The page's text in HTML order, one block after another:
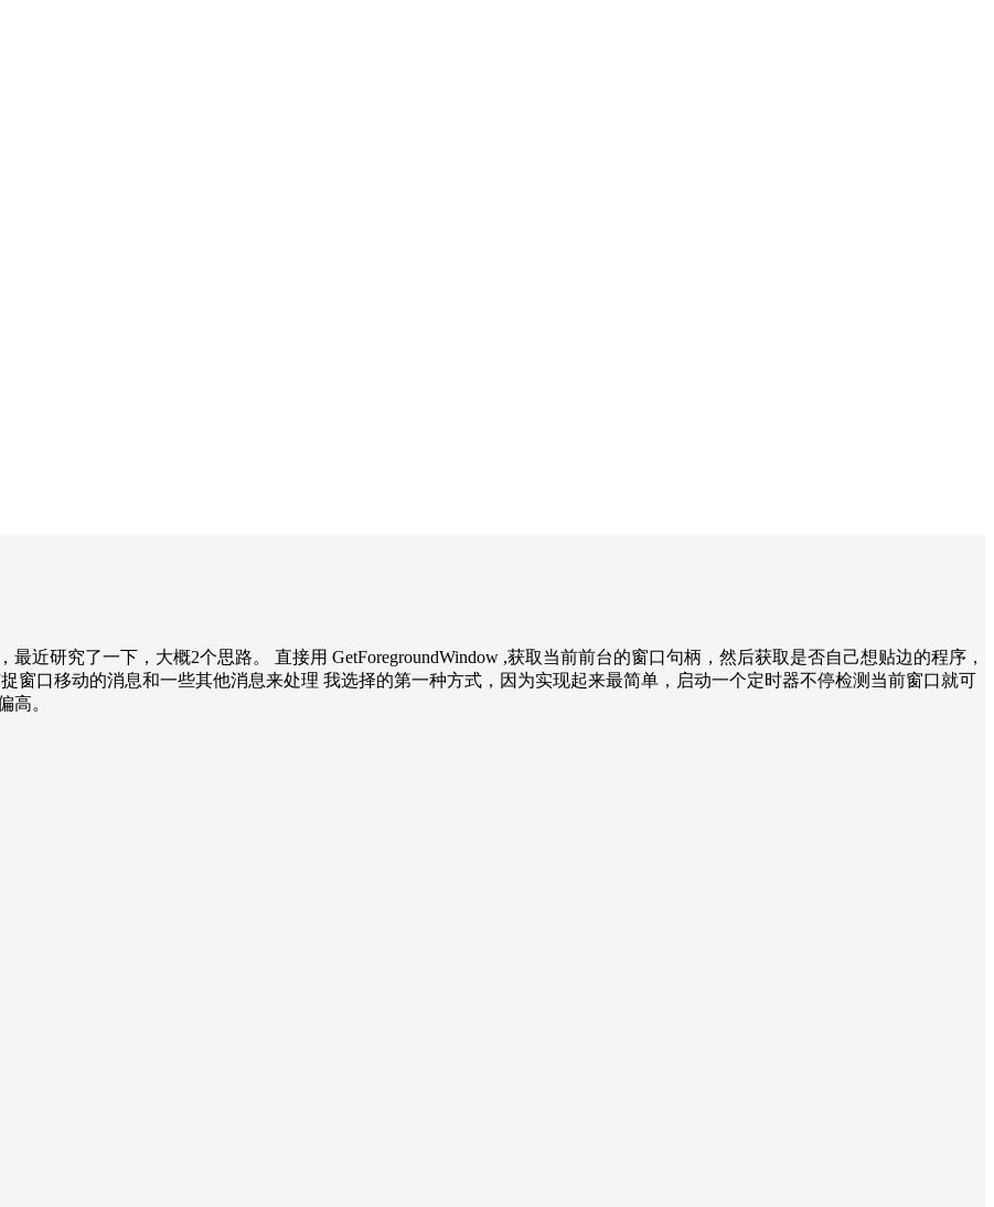
近研究了一下，大概2个思路。 直接用 GetForegroundWindow ,获取当前前台的窗口句柄，然后获取是否自己想贴边的程序，
窗口移动的消息和一些其他消息来处理 我选择的第一种方式，因为实现起来最简单，启动一个定时器不停检测当前窗口就可
高。